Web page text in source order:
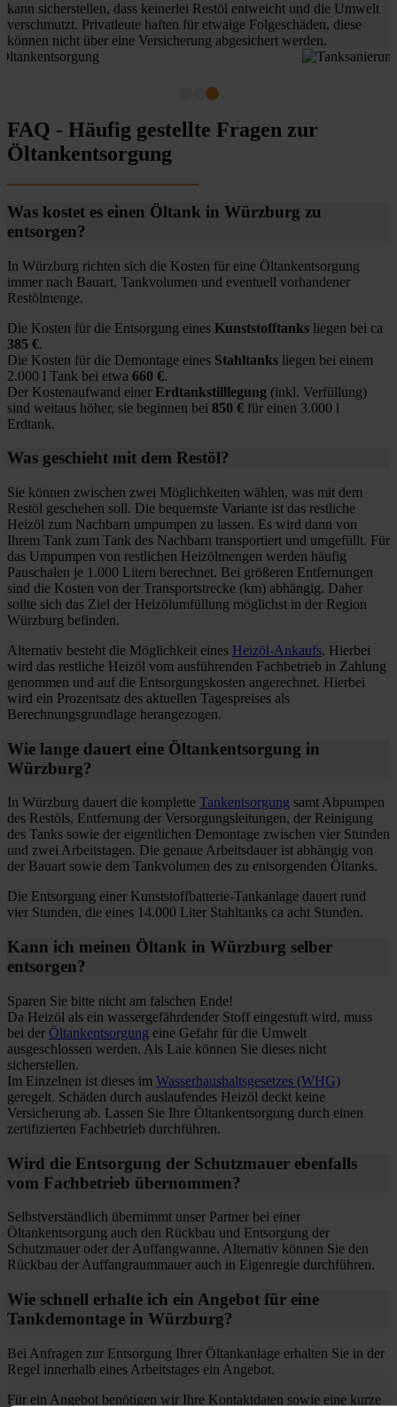
kann sicherstellen, dass keinerlei Restöl entweicht und die Umwelt
verschmutzt. Privatleute haften für etwaige Folgeschäden, diese
können nicht über eine Versicherung abgesichert werden.
FAQ - Häufig gestellte Fragen zur
Öltankentsorgung
Was kostet es einen Öltank in Würzburg zu
entsorgen?
In Würzburg richten sich die Kosten für eine Öltankentsorgung
immer nach Bauart, Tankvolumen und eventuell vorhandener
Restölmenge.
Die Kosten für die Entsorgung eines Kunststofftanks liegen bei ca
385 €.
Die Kosten für die Demontage eines Stahltanks liegen bei einem
2.000 l Tank bei etwa 660 €.
Der Kostenaufwand einer Erdtankstilllegung (inkl. Verfüllung)
sind weitaus höher, sie beginnen bei 850 € für einen 3.000 l
Erdtank.
Was geschieht mit dem Restöl?
Sie können zwischen zwei Möglichkeiten wählen, was mit dem
Restöl geschehen soll. Die bequemste Variante ist das restliche
Heizöl zum Nachbarn umpumpen zu lassen. Es wird dann von
Ihrem Tank zum Tank des Nachbarn transportiert und umgefüllt. Für
das Umpumpen von restlichen Heizölmengen werden häufig
Pauschalen je 1.000 Litern berechnet. Bei größeren Entfernungen
sind die Kosten von der Transportstrecke (km) abhängig. Daher
sollte sich das Ziel der Heizölumfüllung möglichst in der Region
Würzburg befinden.
Alternativ besteht die Möglichkeit eines Heizöl-Ankaufs. Hierbei
wird das restliche Heizöl vom ausführenden Fachbetrieb in Zahlung
genommen und auf die Entsorgungskosten angerechnet. Hierbei
wird ein Prozentsatz des aktuellen Tagespreises als
Berechnungsgrundlage herangezogen.
Wie lange dauert eine Öltankentsorgung in
Würzburg?
In Würzburg dauert die komplette Tankentsorgung samt Abpumpen
des Restöls, Entfernung der Versorgungsleitungen, der Reinigung
des Tanks sowie der eigentlichen Demontage zwischen vier Stunden
und zwei Arbeitstagen. Die genaue Arbeitsdauer ist abhängig von
der Bauart sowie dem Tankvolumen des zu entsorgenden Öltanks.
Die Entsorgung einer Kunststoffbatterie-Tankanlage dauert rund
vier Stunden, die eines 14.000 Liter Stahltanks ca acht Stunden.
Kann ich meinen Öltank in Würzburg selber
entsorgen?
Sparen Sie bitte nicht am falschen Ende!
Da Heizöl als ein wassergefährdender Stoff eingestuft wird, muss
bei der Öltankentsorgung eine Gefahr für die Umwelt
ausgeschlossen werden. Als Laie können Sie dieses nicht
sicherstellen.
Im Einzelnen ist dieses im Wasserhaushaltsgesetzes (WHG)
geregelt. Schäden durch auslaufendes Heizöl deckt keine
Versicherung ab. Lassen Sie Ihre Öltankentsorgung durch einen
zertifizierten Fachbetrieb durchführen.
Wird die Entsorgung der Schutzmauer ebenfalls
vom Fachbetrieb übernommen?
Selbstverständlich übernimmt unser Partner bei einer
Öltankentsorgung auch den Rückbau und Entsorgung der
Schutzmauer oder der Auffangwanne. Alternativ können Sie den
Rückbau der Auffangraummauer auch in Eigenregie durchführen.
Wie schnell erhalte ich ein Angebot für eine
Tankdemontage in Würzburg?
Bei Anfragen zur Entsorgung Ihrer Öltankanlage erhalten Sie in der
Regel innerhalb eines Arbeitstages ein Angebot.
Für ein Angebot benötigen wir Ihre Kontaktdaten sowie eine kurze